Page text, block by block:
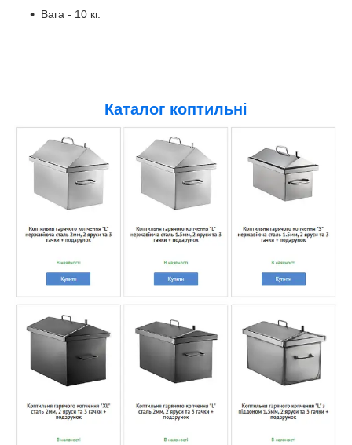
Вага - 10 кг.
Каталог коптильні